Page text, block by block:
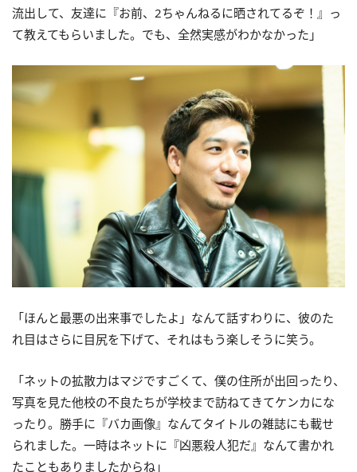
流出して、友達に『お前、2ちゃんねるに晒されてるぞ！』っ
て教えてもらいました。でも、全然実感がわかなかった」
「ほんと最悪の出来事でしたよ」なんて話すわりに、彼のた
れ目はさらに目尻を下げて、それはもう楽しそうに笑う。
「ネットの拡散力はマジですごくて、僕の住所が出回ったり、
写真を見た他校の不良たちが学校まで訪ねてきてケンカにな
ったり。勝手に『バカ画像』なんてタイトルの雑誌にも載せ
られました。一時はネットに『凶悪殺人犯だ』なんて書かれ
たこともありましたからね」